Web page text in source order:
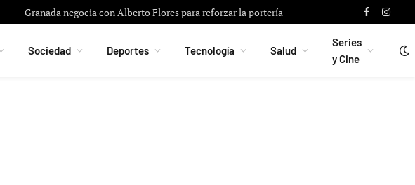
Granada negocia con Alberto Flores para reforzar la portería Facebook
Sociedad Deportes Tecnología Salud
Series
y Cine